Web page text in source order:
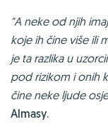
"A neke od njih
koje ih čine više ili
je ta razlika u
pod rizikom i onih
čine neke ljude
Almasy.